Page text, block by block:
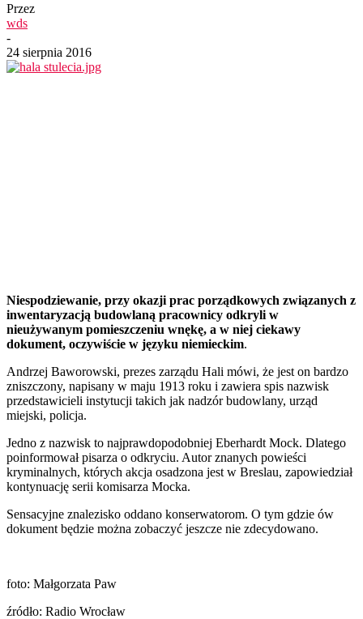
Przez
wds
-
24 sierpnia 2016
Niespodziewanie, przy okazji prac porządkowych związanych z
inwentaryzacją budowlaną pracownicy odkryli w
nieużywanym pomieszczeniu wnękę, a w niej ciekawy
dokument, oczywiście w języku niemieckim.
Andrzej Baworowski, prezes zarządu Hali mówi, że jest on bardzo
zniszczony, napisany w maju 1913 roku i zawiera spis nazwisk
przedstawicieli instytucji takich jak nadzór budowlany, urząd
miejski, policja.
Jedno z nazwisk to najprawdopodobniej Eberhardt Mock. Dlatego
poinformował pisarza o odkryciu. Autor znanych powieści
kryminalnych, których akcja osadzona jest w Breslau, zapowiedział
kontynuację serii komisarza Mocka.
Sensacyjne znalezisko oddano konserwatorom. O tym gdzie ów
dokument będzie można zobaczyć jeszcze nie zdecydowano.
foto: Małgorzata Paw
źródło: Radio Wrocław